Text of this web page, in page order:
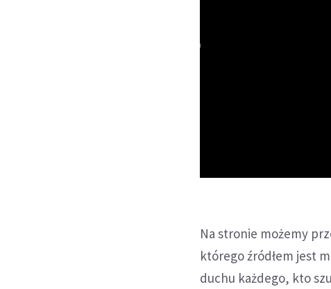
Na stronie możemy
którego źródłem jest
duchu każdego, kto